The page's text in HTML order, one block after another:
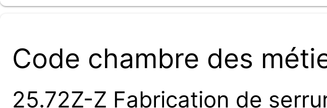
Code chambre des
25.72Z-Z Fabrication de